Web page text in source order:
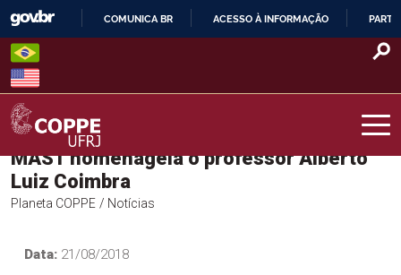
Skip
content
O
COMUNICA BR ACESSO À INFORMAÇÃO
COPPE – UFRJ
MAST homenageia o professor Alberto
Luiz Coimbra
Planeta COPPE / Notícias
Data: 21/08/2018